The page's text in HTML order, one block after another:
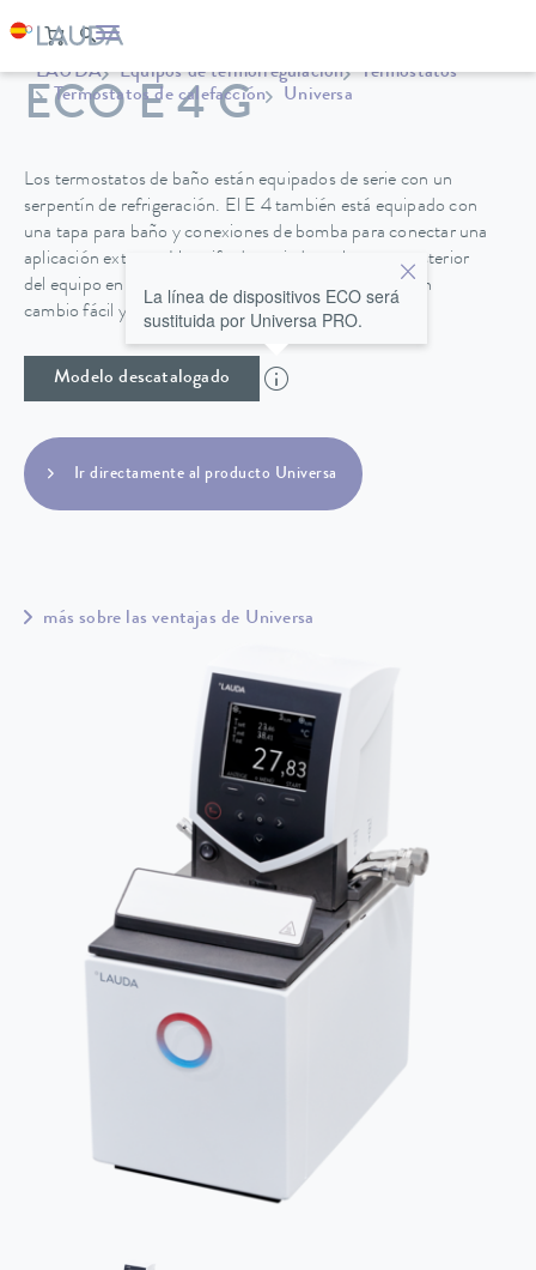
LAUDA Equipos de termorregulación
Termostatos
Termostatos de calefacción
Universa
ECO E 4 G
Los termostatos de baño están equipados de serie con un
serpentín de refrigeración. El E 4 también está equipado con
una tapa para baño y conexiones de bomba para conectar una
aplicación externa. Un grifo de vaciado en la parte posterior
del equipo en los baños de acero inoxidable permite un
cambio fácil y seguro del líquido caloportador.
Modelo descatalogado
La línea de dispositivos ECO será
sustituida por Universa PRO.
Ir directamente al producto Universa
más sobre las ventajas de Universa